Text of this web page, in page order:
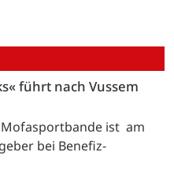
führt nach Vussem
Mofasportbande ist am
bei Benefiz-